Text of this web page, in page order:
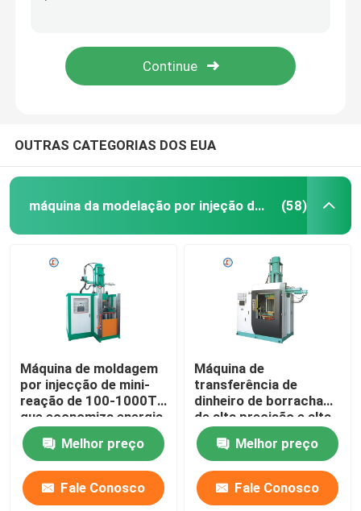
Máquina de molde da compressão do vácuo
Máquina da modelação por injeção do silicone
Máquina de borracha horizontal da modelação por
Máquina moldando de borracha hidráulica
Pastilhas dos freios que fazem a máquina
máquina de mistura de borracha
OUTRAS CATEGORIAS DOS EUA
máquina da modelação por injeção de borracha de silicone (58)
Máquina de moldagem
por injecção de mini-
reação de 100-1000T
que economiza energia
Melhor preço
Fale Conosco
Máquina de
transferência de
dinheiro de borracha
de alta precisão e alta
eficiência
Melhor preço
Fale Conosco